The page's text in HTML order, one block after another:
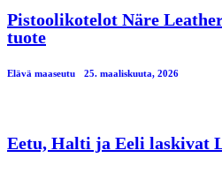
Pistoolikotelot Näre
tuote
Elävä maaseutu 25. maaliskuuta, 2026
Eetu, Halti ja Eeli laskivat